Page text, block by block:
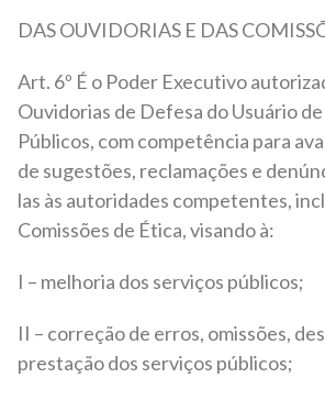
DAS OUVIDORIAS E DAS
Art. 6º É o Poder Executivo
Ouvidorias de Defesa do Usuário
Públicos, com competência para
de sugestões, reclamações e
las às autoridades competentes,
Comissões de Ética, visando à:
I – melhoria dos serviços públicos;
II – correção de erros, omissões,
prestação dos serviços públicos;